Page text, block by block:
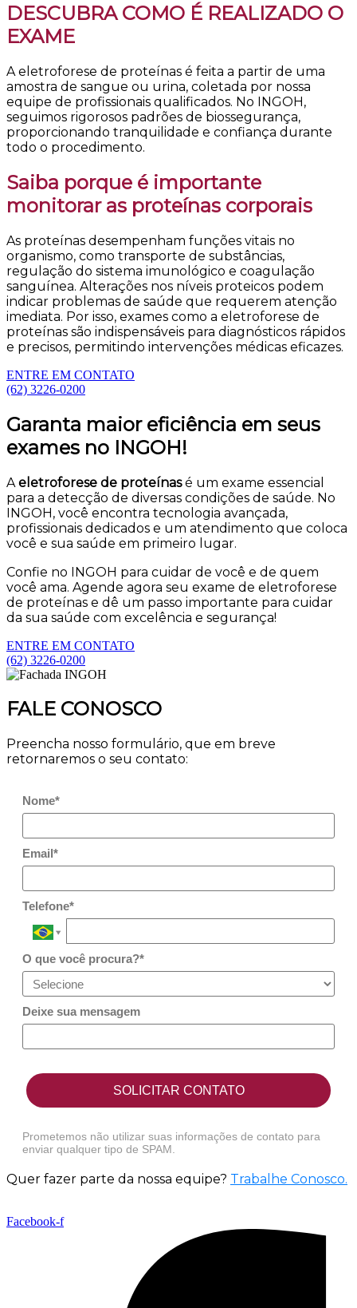
DESCUBRA COMO É REALIZADO O
EXAME
A eletroforese de proteínas é feita a partir de uma
amostra de sangue ou urina, coletada por nossa
equipe de profissionais qualificados. No INGOH,
seguimos rigorosos padrões de biossegurança,
proporcionando tranquilidade e confiança durante
todo o procedimento.
Saiba porque é importante
monitorar as proteínas corporais
As proteínas desempenham funções vitais no
organismo, como transporte de substâncias,
regulação do sistema imunológico e coagulação
sanguínea. Alterações nos níveis proteicos podem
indicar problemas de saúde que requerem atenção
imediata. Por isso, exames como a eletroforese de
proteínas são indispensáveis para diagnósticos rápidos
e precisos, permitindo intervenções médicas eficazes.
ENTRE EM CONTATO
(62) 3226-0200
Garanta maior eficiência em seus
exames no INGOH!
A eletroforese de proteínasé um exame essencial
para a detecção de diversas condições de saúde. No
INGOH, você encontra tecnologia avançada,
profissionais dedicados e um atendimento que coloca
você e sua saúde em primeiro lugar.
Confie no INGOH para cuidar de você e de quem
você ama. Agende agora seu exame de eletroforese
de proteínas e dê um passo importante para cuidar
da sua saúde com excelência e segurança!
ENTRE EM CONTATO
(62) 3226-0200
FALE CONOSCO
Preencha nosso formulário, que em breve
retornaremos o seu contato:
Nome*
Email*
Telefone*
O que você procura?*
Deixe sua mensagem
SOLICITAR CONTATO
Prometemos não utilizar suas informações de contato para
enviar qualquer tipo de SPAM.
Quer fazer parte da nossa equipe? Trabalhe Conosco.
Facebook-f